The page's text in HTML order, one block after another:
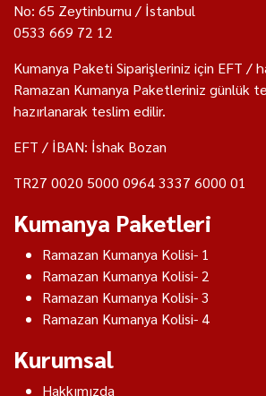
No: 65 Zeytinburnu / İstanbul
0533 669 72 12
Kumanya Paketi Siparişleriniz için EFT /
Ramazan Kumanya Paketleriniz günlük
hazırlanarak teslim edilir.
EFT / İBAN: İshak Bozan
TR27 0020 5000 0964 3337 6000 01
Kumanya Paketleri
Ramazan Kumanya Kolisi- 1
Ramazan Kumanya Kolisi- 2
Ramazan Kumanya Kolisi- 3
Ramazan Kumanya Kolisi- 4
Kurumsal
Hakkımızda